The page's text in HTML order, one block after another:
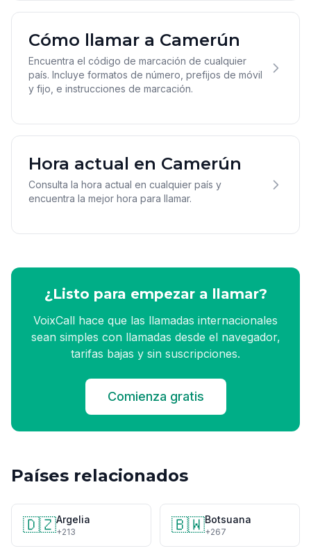
Cómo llamar a Camerún
Encuentra el código de marcación de cualquier
país. Incluye formatos de número, prefijos de móvil
y fijo, e instrucciones de marcación.
Hora actual en Camerún
Consulta la hora actual en cualquier país y
encuentra la mejor hora para llamar.
¿Listo para empezar a llamar?
VoixCall hace que las llamadas internacionales
sean simples con llamadas desde el navegador,
tarifas bajas y sin suscripciones.
Comienza gratis
Países relacionados
🇩🇿Argelia
+213 🇧🇼Botsuana
+267